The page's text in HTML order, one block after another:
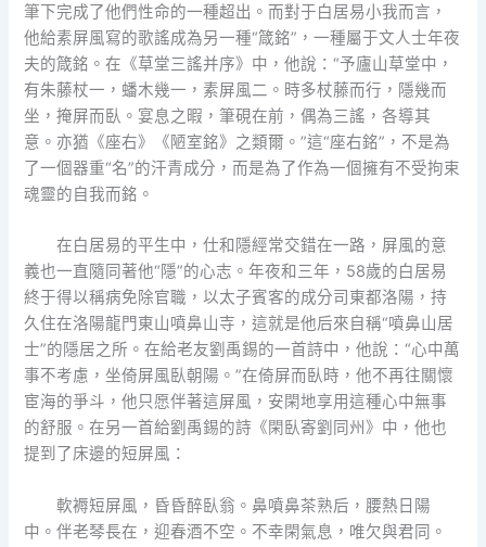
筆下完成了他們性命的一種超出。而對于白居易小我而言，
他給素屏風寫的歌謠成為另一種“箴銘”，一種屬于文人士年夜
夫的箴銘。在《草堂三謠并序》中，他說：“予廬山草堂中，
有朱藤杖一，蟠木幾一，素屏風二。時多杖藤而行，隱幾而
坐，掩屏而臥。宴息之暇，筆硯在前，偶為三謠，各導其
意。亦猶《座右》《陋室銘》之類爾。”這“座右銘”，不是為
了一個器重“名”的汗青成分，而是為了作為一個擁有不受拘束
魂靈的自我而銘。
在白居易的平生中，仕和隱經常交錯在一路，屏風的意
義也一直隨同著他“隱”的心志。年夜和三年，58歲的白居易
終于得以稱病免除官職，以太子賓客的成分司東都洛陽，持
久住在洛陽龍門東山噴鼻山寺，這就是他后來自稱“噴鼻山居
士”的隱居之所。在給老友劉禹錫的一首詩中，他說：“心中萬
事不考慮，坐倚屏風臥朝陽。”在倚屏而臥時，他不再往關懷
宦海的爭斗，他只愿伴著這屏風，安閑地享用這種心中無事
的舒服。在另一首給劉禹錫的詩《閑臥寄劉同州》中，他也
提到了床邊的短屏風：
軟褥短屏風，昏昏醉臥翁。鼻噴鼻茶熟后，腰熱日陽
中。伴老琴長在，迎春酒不空。不幸閑氣息，唯欠與君同。